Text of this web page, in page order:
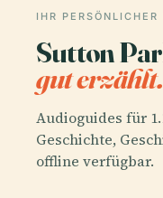
IHR PERSÖNLICHER
Sutton
gut erzählt.
Audioguides für
Geschichte,
offline verfügbar.